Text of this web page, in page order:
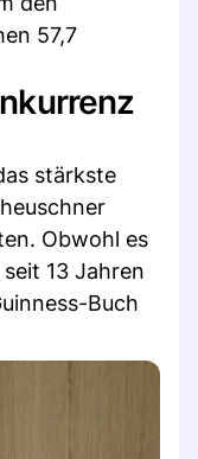
57,7
stärkste
Obwohl es
13 Jahren
Buch